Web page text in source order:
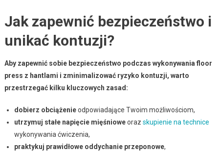
Jak zapewnić bezpieczeństwo i
unikać kontuzji?
Aby zapewnić sobie bezpieczeństwo podczas wykonywania floor
press z hantlami i zminimalizować ryzyko kontuzji, warto
przestrzegać kilku kluczowych zasad:
dobierz obciążenieodpowiadające Twoim możliwościom,
utrzymuj stałe napięcie mięśnioweoraz skupienie na technice
wykonywania ćwiczenia,
praktykuj prawidłowe oddychanie przeponowe,